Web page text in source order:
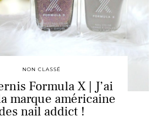
NON CLASSÉ
Formula X | J’ai
marque américaine
nail addict !